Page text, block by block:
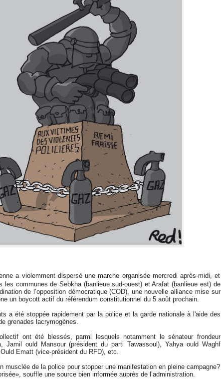
a violemment dispersé une marche organisée mercredi après-midi, et
les communes de Sebkha (banlieue sud-ouest) et Arafat (banlieue est) de
de l’opposition démocratique (COD), une nouvelle alliance mise sur
un boycott actif du référendum constitutionnel du 5 août prochain.
a été stoppée rapidement par la police et la garde nationale à l'aide des
grenades lacrymogènes.
ont été blessés, parmi lesquels notamment le sénateur frondeur
Jamil ould Mansour (président du parti Tawassoul), Yahya ould Waghf
Ematt (vice-président du RFD), etc.
musclée de la police pour stopper une manifestation en pleine campagne?
souffle une source bien informée auprès de l’administration.